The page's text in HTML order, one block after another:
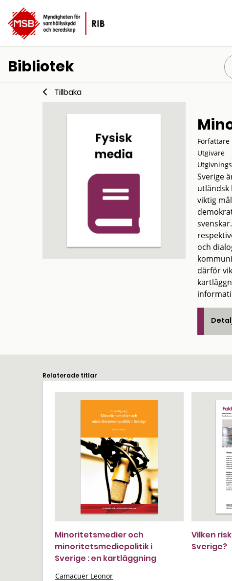
Bibliotek
Tillbaka
Författare
Utgivare
Sverige
utländsk
viktig
och
därför
Relaterade titlar
Minoritetsmedier och
minoritetsmediepolitik i
Sverige : en kartläggning
Camacuër Leonor
Vilken
Sverige?